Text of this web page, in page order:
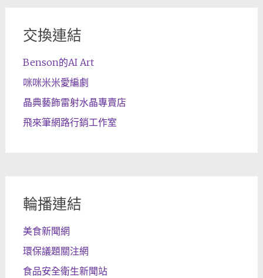
交換連結
Benson的AI Art
咪咪米米愛編劇
晶典藝飾雷射水晶專賣店
飛來筆網路行銷工作室
輪播連結
美食新聞網
環保議題關注網
食品安全衛生新聞站